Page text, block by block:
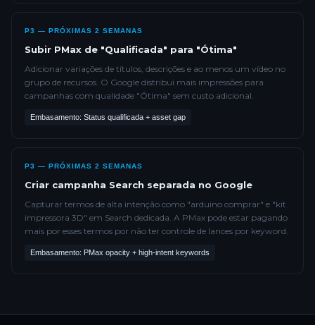
P3 — PRÓXIMAS 2 SEMANAS
Subir PMax de "Qualificada" para "Ótima"
Adicionar variações de títulos, descrições e ao menos um vídeo no
grupo de recursos. O Google distribui mais impressões para
campanhas com qualidade "Ótima" sem custo adicional.
Embasamento: Status qualificada + asset gap
P3 — PRÓXIMAS 2 SEMANAS
Criar campanha Search separada no Google
Capturar termos de alta intenção como "arduino comprar" e "kit
impressora 3D" em Search dedicada. A PMax pode estar pagando
mais por esses termos por não ter controle de lances por keyword.
Embasamento: PMax opacity + high-intent keywords